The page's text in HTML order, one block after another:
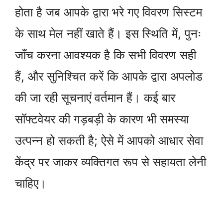
होता है जब आपके द्वारा भरे गए विवरण सिस्टम
के साथ मेल नहीं खाते हैं। इस स्थिति में, पुनः
जाँच करना आवश्यक है कि सभी विवरण सही
हैं, और सुनिश्चित करें कि आपके द्वारा अपलोड
की जा रही सूचनाएं वर्तमान हैं। कई बार
सॉफ्टवेयर की गड़बड़ी के कारण भी समस्या
उत्पन्न हो सकती है; ऐसे में आपको आधार सेवा
केंद्र पर जाकर व्यक्तिगत रूप से सहायता लेनी
चाहिए।